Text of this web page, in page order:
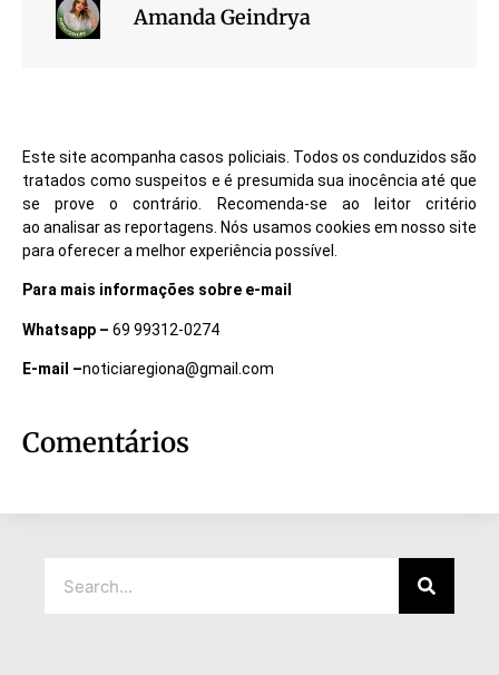
Amanda Geindrya
Este site acompanha casos policiais. Todos os conduzidos são
tratados como suspeitos e é presumida sua inocência até que
se prove o contrário. Recomenda-se ao leitor critério
ao analisar as reportagens. Nós usamos cookies em nosso site
para oferecer a melhor experiência possível.
Para mais informações sobre e-mail
Whatsapp – 69 99312-0274
E-mail –noticiaregiona@gmail.com
Comentários